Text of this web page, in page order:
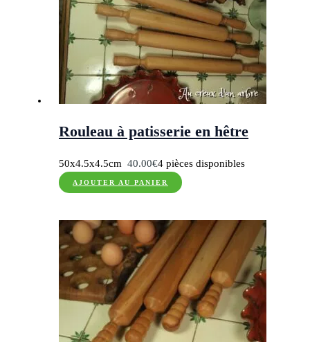
Rouleau à patisserie en hêtre
50x4.5x4.5cm40.00€4 pièces disponibles
AJOUTER AU PANIER